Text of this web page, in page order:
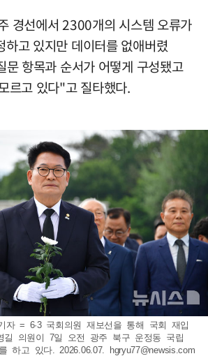
경선에서 2300개의 시스템 오류가
하고 있지만 데이터를 없애버렸
항목과 순서가 어떻게 구성됐고
르고 있다"고 질타했다.
자 = 6·3 국회의원 재보선을 통해 국회 재입
길 의원이 7일 오전 광주 북구 운정동 국립
하고 있다. 2026.06.07. hgryu77@newsis.com